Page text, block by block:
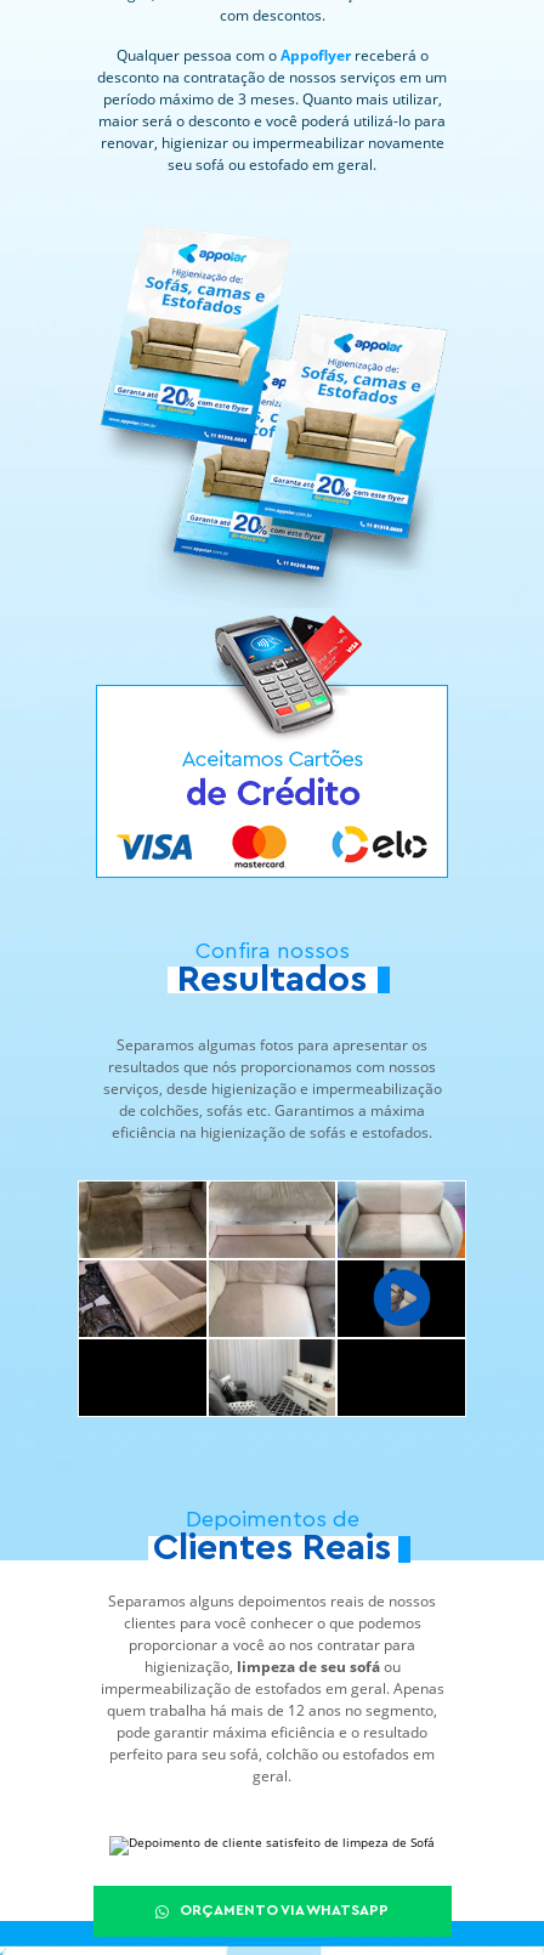
com descontos.
Qualquer pessoa com oAppoflyerreceberá o
desconto na contratação de nossos serviços em um
período máximo de 3 meses. Quanto mais utilizar,
maior será o desconto e você poderá utilizá-lo para
renovar, higienizar ou impermeabilizar novamente
seu sofá ou estofado em geral.
Confira nossos
Resultados
Separamos algumas fotos para apresentar os
resultados que nós proporcionamos com nossos
serviços, desde higienização e impermeabilização
de colchões, sofás etc. Garantimos a máxima
eficiência na higienização de sofás e estofados.
Depoimentos de
Clientes Reais
Separamos alguns depoimentos reais de nossos
clientes para você conhecer o que podemos
proporcionar a você ao nos contratar para
higienização, limpeza de seu sofáou
impermeabilização de estofados em geral. Apenas
quem trabalha há mais de 12 anos no segmento,
pode garantir máxima eficiência e o resultado
perfeito para seu sofá, colchão ou estofados em
geral.
ORÇAMENTO VIA WHATSAPP